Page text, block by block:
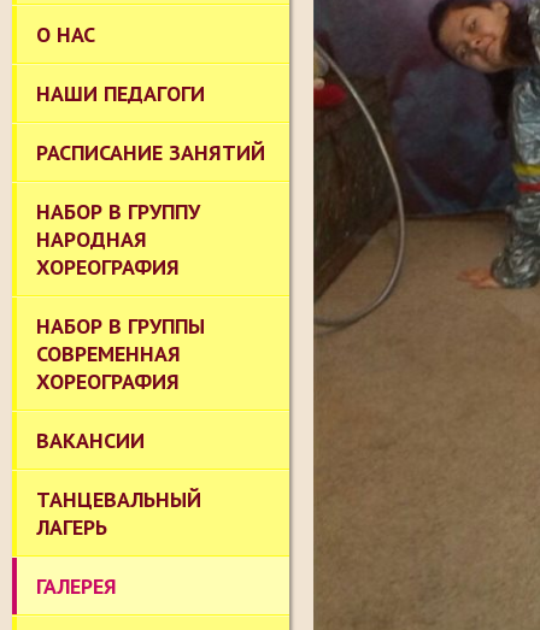
О НАС
НАШИ ПЕДАГОГИ
РАСПИСАНИЕ ЗАНЯТИЙ
НАБОР В ГРУППУ
НАРОДНАЯ
ХОРЕОГРАФИЯ
НАБОР В ГРУППЫ
СОВРЕМЕННАЯ
ХОРЕОГРАФИЯ
ВАКАНСИИ
ТАНЦЕВАЛЬНЫЙ
ЛАГЕРЬ
ГАЛЕРЕЯ